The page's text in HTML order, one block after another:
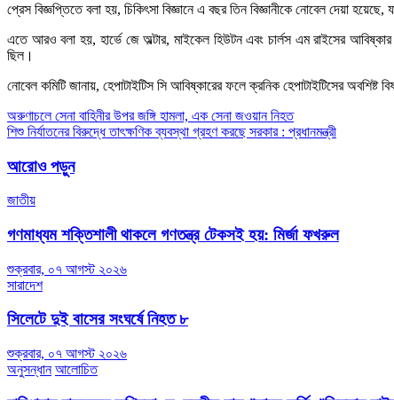
প্রেস বিজ্ঞপ্তিতে বলা হয়, চিকিৎসা বিজ্ঞানে এ বছর তিন বিজ্ঞানীকে নোবেল দেয়া
এতে আরও বলা হয়, হার্ভে জে অল্টার, মাইকেল হিউটন এবং চার্লস এম রাইসের
ছিল।
নোবেল কমিটি জানায়, হেপাটাইটিস সি আবিষ্কারের ফলে ক্রনিক হেপাটাইটিসের
Post
navigation
অরুণাচলে সেনা বাহিনীর উপর জঙ্গি হামলা, এক সেনা জওয়ান নিহত
শিশু নির্যাতনের বিরুদ্ধে তাৎক্ষণিক ব্যবস্থা গ্রহণ করছে সরকার : প্রধানমন্ত্রী
আরোও পড়ুন
জাতীয়
গণমাধ্যম শক্তিশালী থাকলে গণতন্ত্র টেকসই হয়: মির্জা ফখরুল
শুক্রবার, ০৭ আগস্ট ২০২৬
সারাদেশ
সিলেটে দুই বাসের সংঘর্ষে নিহত ৮
শুক্রবার, ০৭ আগস্ট ২০২৬
অনুসন্ধান আলোচিত